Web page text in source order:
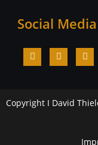
Social Media
Copyright I David